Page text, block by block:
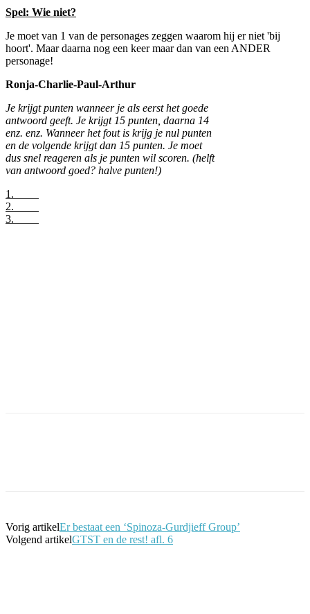
Spel: Wie niet?
Je moet van 1 van de personages zeggen waarom hij er niet 'bij
hoort'. Maar daarna nog een keer maar dan van een ANDER
personage!
Ronja-Charlie-Paul-Arthur
Je krijgt punten wanneer je als eerst het goede
antwoord geeft. Je krijgt 15 punten, daarna 14
enz. enz. Wanneer het fout is krijg je nul punten
en de volgende krijgt dan 15 punten. Je moet
dus snel reageren als je punten wil scoren. (helft
van antwoord goed? halve punten!)
1.
2.
3.
Vorig artikelEr bestaat een ‘Spinoza-Gurdjieff Group’
Volgend artikelGTST en de rest! afl. 6